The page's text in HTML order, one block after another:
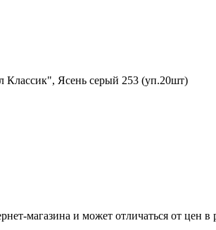
Классик", Ясень серый 253 (уп.20шт)
магазина и может отличаться от цен